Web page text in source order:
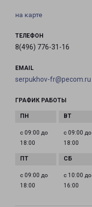
на карте
ТЕЛЕФОН
8(496) 776-31-16
EMAIL
serpukhov-fr@pecom.ru
ГРАФИК РАБОТЫ
с 09:00 до
18:00
с 09:00 до
18:00
с 09:00 до
18:00
с 10:00 до
16:00